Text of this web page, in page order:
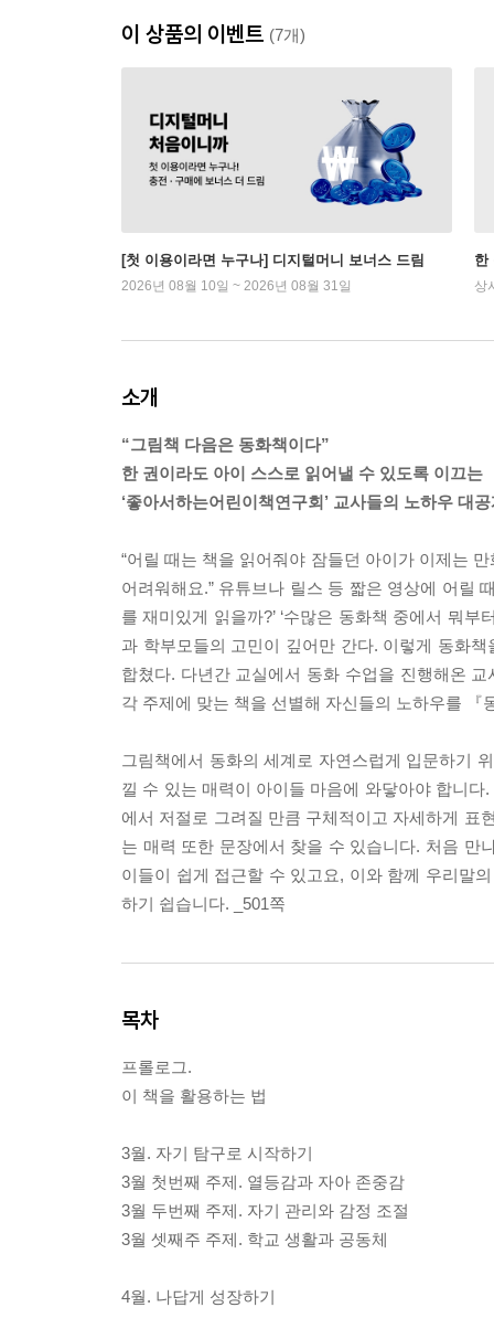
이 상품의 이벤트 (7개)
[첫 이용이라면 누구나] 디지털머니 보너스 드림
2026년 08월 10일 ~ 2026년 08월 31일
한
상
소개
“그림책 다음은 동화책이다”
한 권이라도 아이 스스로 읽어낼 수 있도록 이끄는
‘좋아서하는어린이책연구회’ 교사들의 노하우 대
“어릴 때는 책을 읽어줘야 잠들던 아이가 이제는
어려워해요.” 유튜브나 릴스 등 짧은 영상에 어릴
를 재미있게 읽을까?’ ‘수많은 동화책 중에서 뭐
과 학부모들의 고민이 깊어만 간다. 이렇게 동화
합쳤다. 다년간 교실에서 동화 수업을 진행해온
각 주제에 맞는 책을 선별해 자신들의 노하우를 『
그림책에서 동화의 세계로 자연스럽게 입문하기
낄 수 있는 매력이 아이들 마음에 와닿아야 합니
에서 저절로 그려질 만큼 구체적이고 자세하게 표
는 매력 또한 문장에서 찾을 수 있습니다. 처음 만
이들이 쉽게 접근할 수 있고요, 이와 함께 우리말
하기 쉽습니다. _501쪽
목차
프롤로그.
이 책을 활용하는 법
3월. 자기 탐구로 시작하기
3월 첫번째 주제. 열등감과 자아 존중감
3월 두번째 주제. 자기 관리와 감정 조절
3월 셋째주 주제. 학교 생활과 공동체
4월. 나답게 성장하기